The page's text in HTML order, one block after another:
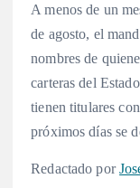
A menos de un
de agosto, el
nombres de
carteras del Estado
tienen titulares
próximos días se
Redactado por